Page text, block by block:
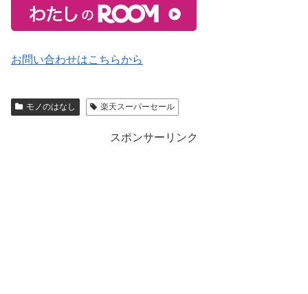
お問い合わせはこちらから
モノのはなし 楽天スーパーセール
スポンサーリンク